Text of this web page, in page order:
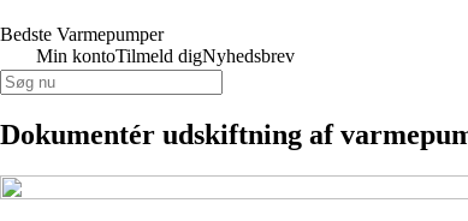
Bedste Varmepumper
Min kontoTilmeld digNyhedsbrev
Dokumentér udskiftning af